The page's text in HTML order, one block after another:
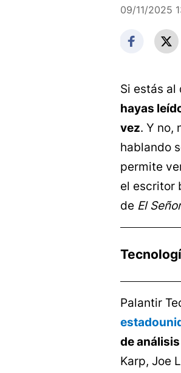
09/11/2025
Si estás
hayas
vez. Y no,
hablando
permite
el escritor
de El
Palantir
de
Karp, Joe